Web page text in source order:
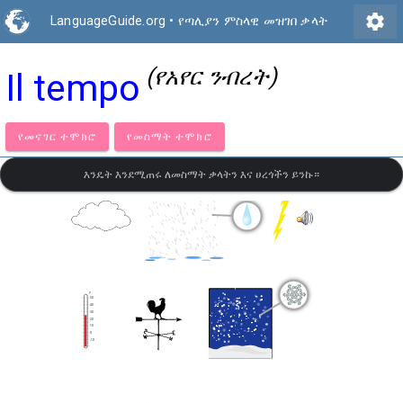
LanguageGuide.org • የጣሊያን ምስላዊ መዝገበ ቃላት settings
Il tempo (የአየር ንብረት)
የመናገር ተሞክሮ የመስማት ተሞክሮ
እንዴት እንደሚጠሩ ለመስማት ቃላትን እና ሀረጎችን ይንኩ።